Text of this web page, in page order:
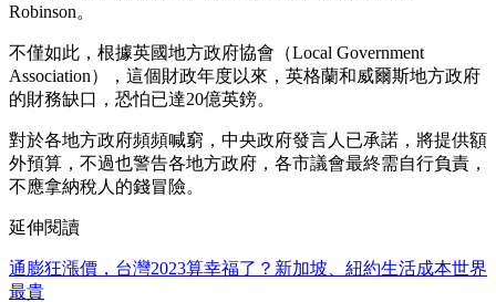
Robinson。
不僅如此，根據英國地方政府協會（Local Government
Association），這個財政年度以來，英格蘭和威爾斯地方政府
的財務缺口，恐怕已達20億英鎊。
對於各地方政府頻頻喊窮，中央政府發言人已承諾，將提供額
外預算，不過也警告各地方政府，各市議會最終需自行負責，
不應拿納稅人的錢冒險。
延伸閱讀
通膨狂漲價，台灣2023算幸福了？新加坡、紐約生活成本世界
最貴